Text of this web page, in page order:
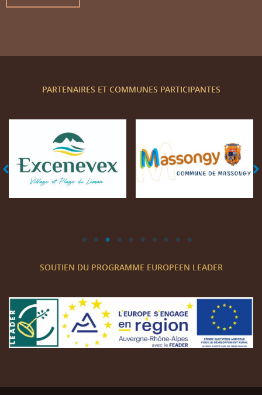
PARTENAIRES ET COMMUNES PARTICIPANTES
Mairie d'Excenevex Mairie de Massongy
SOUTIEN DU PROGRAMME EUROPEEN LEADER